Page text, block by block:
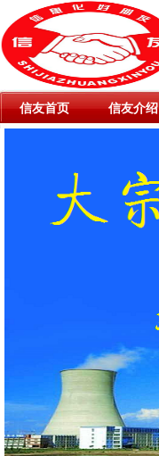
信友首页 信友介绍